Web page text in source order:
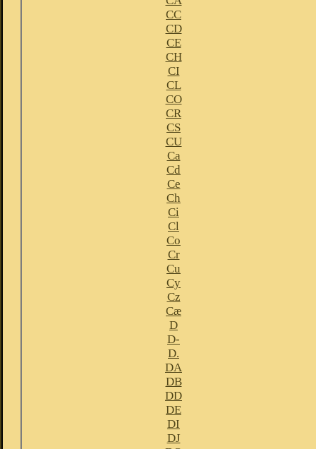
CC
CD
CE
CH
CI
CL
CO
CR
CS
CU
Ca
Cd
Ce
Ch
Ci
Cl
Co
Cr
Cu
Cy
Cz
Cæ
D
D-
D.
DA
DB
DD
DE
DI
DJ